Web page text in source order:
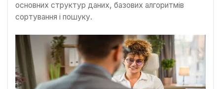
основних структур даних, базових алгоритмів
сортування і пошуку.